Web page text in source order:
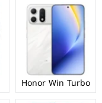
Honor Win Turbo